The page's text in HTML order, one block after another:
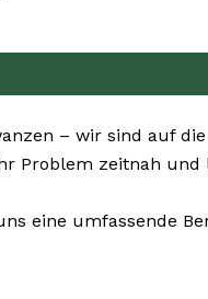
– wir sind auf
Problem zeitnah
eine umfassende